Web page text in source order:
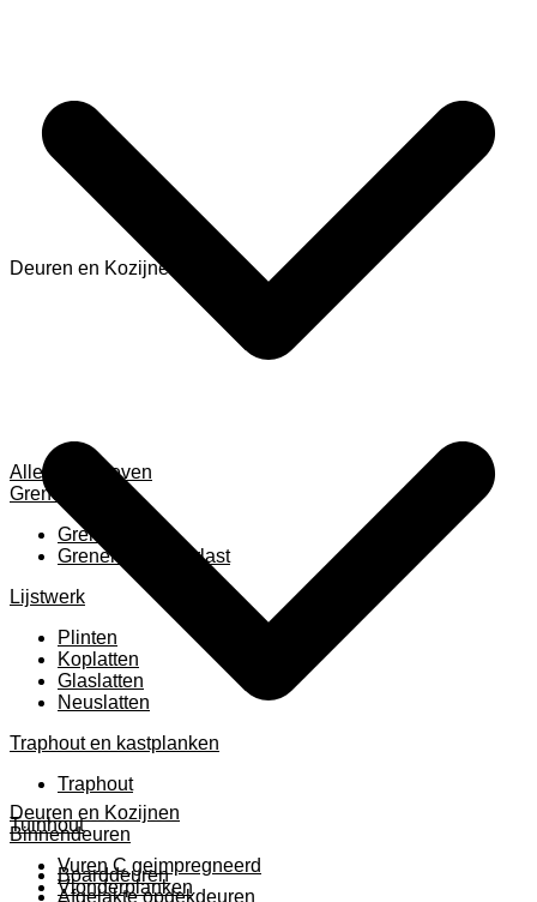
Alles weergeven
Grenen
Grenen B ruw
Grenen gevingerlast
Lijstwerk
Plinten
Koplatten
Glaslatten
Neuslatten
Traphout en kastplanken
Traphout
Tuinhout
Vuren C geimpregneerd
Vlonderplanken
Deuren en Kozijnen
Deuren en Kozijnen
Binnendeuren
Boarddeuren
Afgelakte opdekdeuren